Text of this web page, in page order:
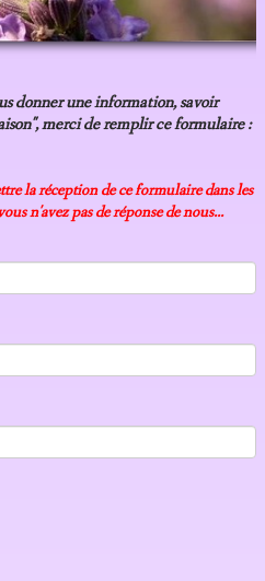
donner une information, savoir
merci de remplir ce formulaire :
la réception de ce formulaire dans les
n'avez pas de réponse de nous...